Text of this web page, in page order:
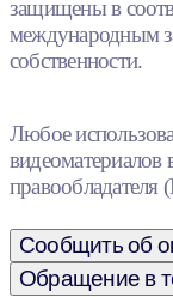
защищены в
международным
собственности.
Любое
видеоматериалов
Сообщить об
Обращение в